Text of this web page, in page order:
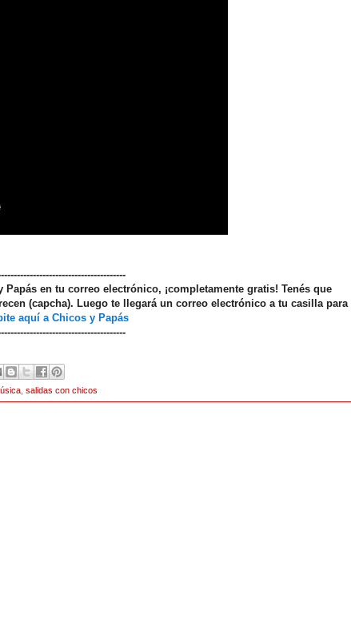
en tu correo electrónico, ¡completamente gratis! Tenés que
(capcha). Luego te llegará un correo electrónico a tu casilla para
aquí a Chicos y Papás
salidas con chicos